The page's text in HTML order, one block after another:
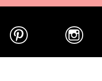
Pinterest